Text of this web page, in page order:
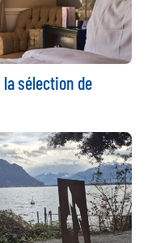
sélection de